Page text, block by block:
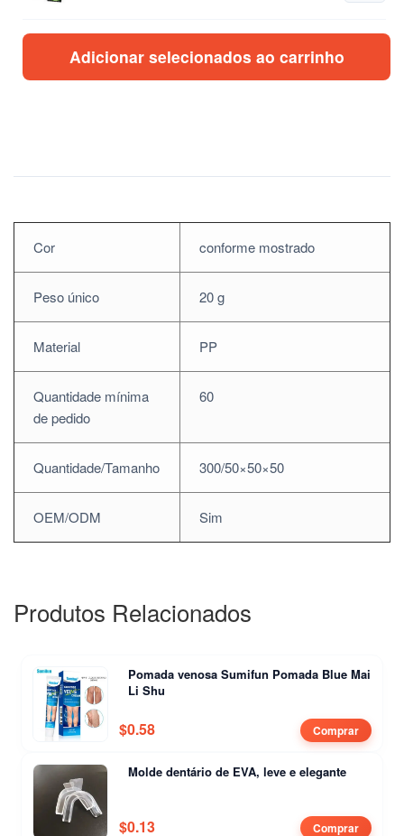
Adicionar selecionados ao carrinho
Cor conforme mostrado
Peso único 20 g
Material PP
Quantidade mínima
de pedido
60
Quantidade/Tamanho 300/50×50×50
OEM/ODM Sim
Produtos Relacionados
Pomada venosa Sumifun Pomada Blue Mai
Li Shu
$0.58 Comprar
Molde dentário de EVA, leve e elegante
$0.13 Comprar